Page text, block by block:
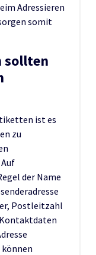
Adressieren
somit
sollten
ist es
zu
der Name
Postleitzahl